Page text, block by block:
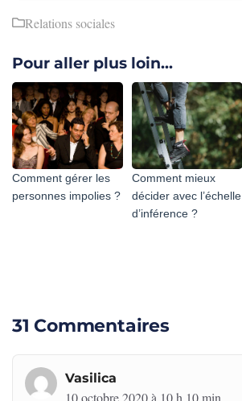
Relations sociales
Pour aller plus loin...
Comment gérer les
personnes impolies ?
Comment mieux
décider avec l’échelle
d’inférence ?
31 Commentaires
Vasilica
10 octobre 2020 à 10 h 10 min